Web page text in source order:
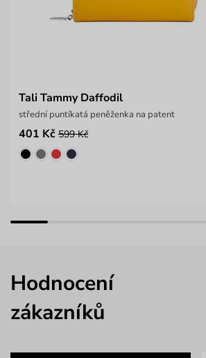
Tali Tammy Daffodil
střední puntíkatá peněženka na patent
401 Kč 599 Kč
Hodnocení
zákazníků